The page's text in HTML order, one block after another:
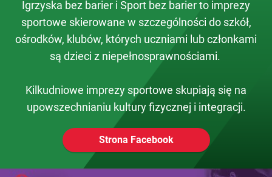
Igrzyska bez barier i Sport bez barier to imprezy
sportowe skierowane w szczególności do szkół,
ośrodków, klubów, których uczniami lub członkami
są dzieci z niepełnosprawnościami.
Kilkudniowe imprezy sportowe skupiają się na
upowszechnianiu kultury fizycznej i integracji.
Strona Facebook